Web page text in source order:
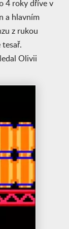
4 roky dříve v
a hlavním
z rukou
tesař.
Olivii